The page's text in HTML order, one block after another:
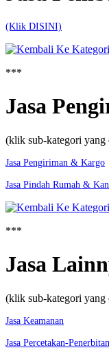
(Klik DISINI)
***
Jasa
(klik sub-kategori
Jasa Pengiriman & Kargo
Jasa Pindah Rumah &
***
Jasa
(klik sub-kategori
Jasa Keamanan
Jasa Percetakan-